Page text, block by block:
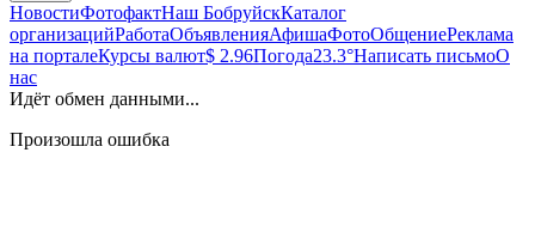
НовостиФотофактНаш БобруйскКаталог
организацийРаботаОбъявленияАфишаФотоОбщениеРеклама
на порталеКурсы валют$ 2.96Погода23.3°Написать письмоО
нас
Идёт обмен данными...
Произошла ошибка